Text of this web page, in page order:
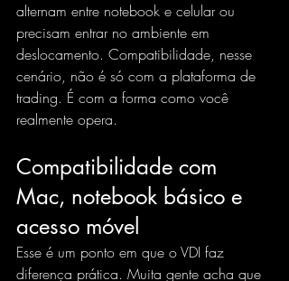
alternam entre notebook e celular ou
precisam entrar no ambiente em
deslocamento. Compatibilidade, nesse
cenário, não é só com a plataforma de
trading. É com a forma como você
realmente opera.
Compatibilidade com
Mac, notebook básico e
acesso móvel
Esse é um ponto em que o VDI faz
diferença prática. Muita gente acha que